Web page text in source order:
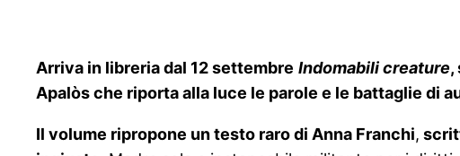
Arriva in libreria dal 12 settembre Indomabili creature,
Apalòs che riporta alla luce le parole e le battaglie di
Il volume ripropone un testo raro di Anna Franchi,